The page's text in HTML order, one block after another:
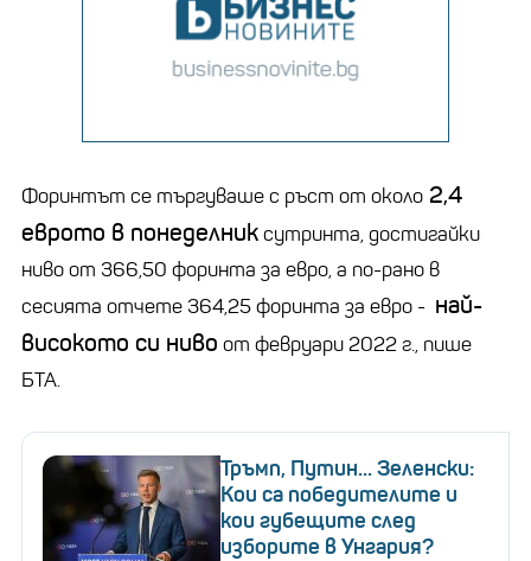
Форинтът се търгуваше с ръст от около 2,4
еврото в понеделниксутринта, достигайки
ниво от 366,50 форинта за евро, а по-рано в
сесията отчете 364,25 форинта за евро - най-
високото си ниво от февруари 2022 г., пише
БТА.
Тръмп, Путин... Зеленски:
Кои са победителите и
кои губещите след
изборите в Унгария?